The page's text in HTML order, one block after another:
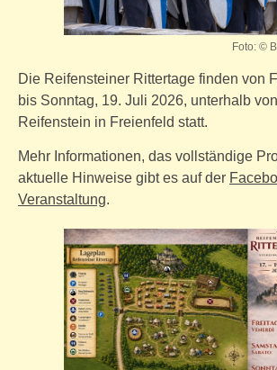
Foto: ©
Die Reifensteiner Rittertage finden von
bis Sonntag, 19. Juli 2026, unterhalb
Reifenstein in Freienfeld statt.
Mehr Informationen, das vollständige
aktuelle Hinweise gibt es auf der
Veranstaltung.